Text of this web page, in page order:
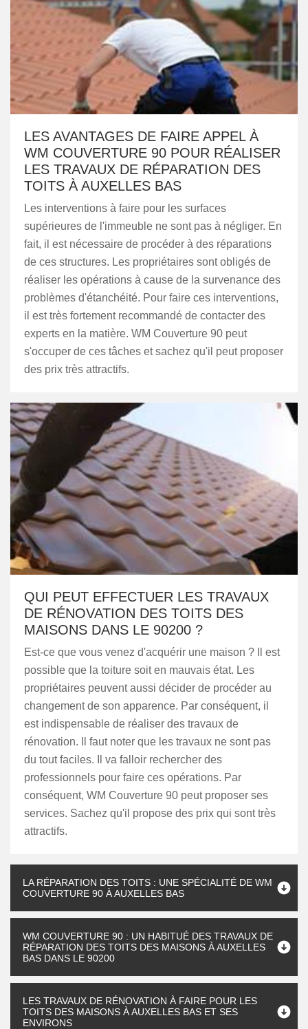
LES AVANTAGES DE FAIRE APPEL À
WM COUVERTURE 90 POUR RÉALISER
LES TRAVAUX DE RÉPARATION DES
TOITS À AUXELLES BAS
Les interventions à faire pour les surfaces
supérieures de l'immeuble ne sont pas à négliger. En
fait, il est nécessaire de procéder à des réparations
de ces structures. Les propriétaires sont obligés de
réaliser les opérations à cause de la survenance des
problèmes d'étanchéité. Pour faire ces interventions,
il est très fortement recommandé de contacter des
experts en la matière. WM Couverture 90 peut
s'occuper de ces tâches et sachez qu'il peut proposer
des prix très attractifs.
QUI PEUT EFFECTUER LES TRAVAUX
DE RÉNOVATION DES TOITS DES
MAISONS DANS LE 90200 ?
Est-ce que vous venez d'acquérir une maison ? Il est
possible que la toiture soit en mauvais état. Les
propriétaires peuvent aussi décider de procéder au
changement de son apparence. Par conséquent, il
est indispensable de réaliser des travaux de
rénovation. Il faut noter que les travaux ne sont pas
du tout faciles. Il va falloir rechercher des
professionnels pour faire ces opérations. Par
conséquent, WM Couverture 90 peut proposer ses
services. Sachez qu'il propose des prix qui sont très
attractifs.
LA RÉPARATION DES TOITS : UNE SPÉCIALITÉ DE WM
COUVERTURE 90 À AUXELLES BAS
WM COUVERTURE 90 : UN HABITUÉ DES TRAVAUX DE
RÉPARATION DES TOITS DES MAISONS À AUXELLES
BAS DANS LE 90200
LES TRAVAUX DE RÉNOVATION À FAIRE POUR LES
TOITS DES MAISONS À AUXELLES BAS ET SES
ENVIRONS